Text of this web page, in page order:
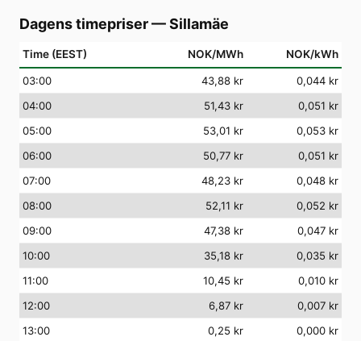
Dagens timepriser—Sillamäe
Time (EEST) NOK/MWh NOK/kWh
03:00 43,88 kr
0,044 kr
04:00 51,43 kr
0,051 kr
05:00 53,01 kr
0,053 kr
06:00 50,77 kr
0,051 kr
07:00 48,23 kr
0,048 kr
08:00 52,11 kr
0,052 kr
09:00 47,38 kr
0,047 kr
10:00 35,18 kr
0,035 kr
11:00 10,45 kr
0,010 kr
12:00 6,87 kr
0,007 kr
13:00 0,25 kr
0,000 kr